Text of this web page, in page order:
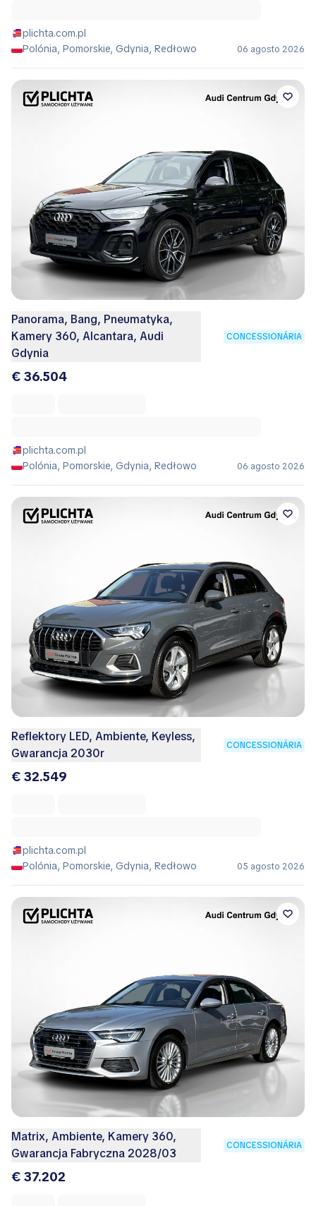
plichta.com.pl
Polónia, Pomorskie, Gdynia, Redłowo
06 agosto 2026
Panorama, Bang, Pneumatyka,
Kamery 360, Alcantara, Audi
Gdynia
CONCESSIONÁRIA
€ 36.504
plichta.com.pl
Polónia, Pomorskie, Gdynia, Redłowo
06 agosto 2026
Reflektory LED, Ambiente, Keyless,
Gwarancja 2030r
CONCESSIONÁRIA
€ 32.549
plichta.com.pl
Polónia, Pomorskie, Gdynia, Redłowo
05 agosto 2026
Matrix, Ambiente, Kamery 360,
Gwarancja Fabryczna 2028/03
CONCESSIONÁRIA
€ 37.202